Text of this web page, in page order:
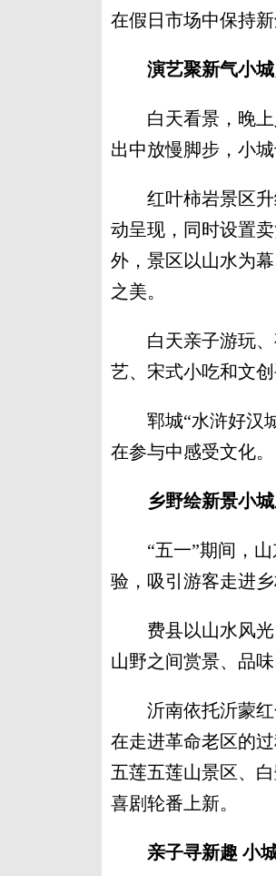
在假日市场中保持新
演艺聚新气小
白天看景，晚上
出中放慢脚步，小
红叶柿岩景区升
动呈现，同时设置
外，景区以山水为
之美。
白天亲子游玩、
艺、宋式小吃和文
郓城“水浒好汉城
在参与中感受文化。
乡野绘新景小
“五一”期间，山
验，吸引游客走进
费县以山水风光
山野之间赏景、品
沂南依托沂蒙红
在走进革命老区的
五莲五莲山景区、
喜剧轮番上新。
亲子寻新趣 小